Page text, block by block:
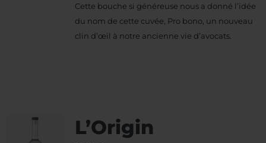
Cette bouche si généreuse nous a donné l’idée
du nom de cette cuvée, Pro bono, un nouveau
clin d’œil à notre ancienne vie d’avocats.
L’Origin